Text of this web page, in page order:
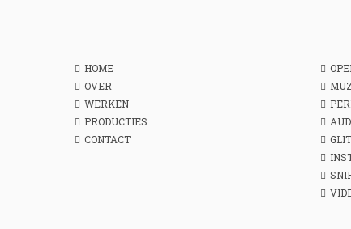
HOME
OVER
WERKEN
PRODUCTIES
CONTACT